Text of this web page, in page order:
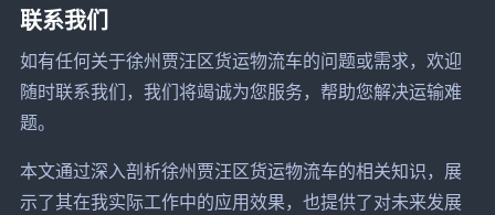
联系我们
如有任何关于徐州贾汪区货运物流车的问题或需求，欢迎
随时联系我们，我们将竭诚为您服务，帮助您解决运输难
题。
本文通过深入剖析徐州贾汪区货运物流车的相关知识，展
示了其在我实际工作中的应用效果，也提供了对未来发展